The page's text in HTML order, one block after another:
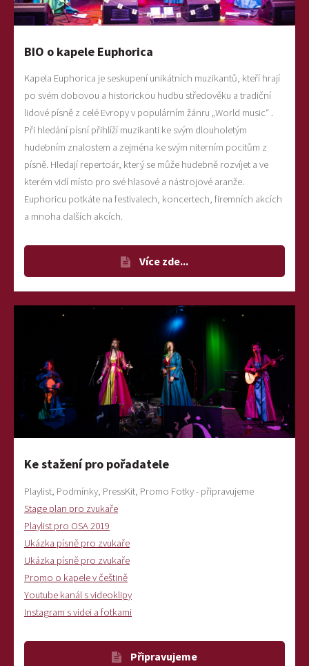
BIO o kapele Euphorica
Kapela Euphorica je seskupení unikátních muzikantů, kteří hrají
po svém dobovou a historickou hudbu středověku a tradiční
lidové písně z celé Evropy v populárním žánru „World music“ .
Při hledání písní přihlíží muzikanti ke svým dlouholetým
hudebním znalostem a zejména ke svým niterním pocitům z
písně. Hledají repertoár, který se může hudebně rozvíjet a ve
kterém vidí místo pro své hlasové a nástrojové aranže.
Euphoricu potkáte na festivalech, koncertech, firemních akcích
a mnoha dalších akcích.
Více zde...
Ke stažení pro pořadatele
Playlist, Podmínky, PressKit, Promo Fotky - připravujeme
Stage plan pro zvukaře
Playlist pro OSA 2019
Ukázka písně pro zvukaře
Ukázka písně pro zvukaře
Promo o kapele v češtině
Youtube kanál s videoklipy
Instagram s videi a fotkami
Připravujeme